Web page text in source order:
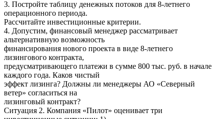
3. Постройте таблицу денежных потоков для 8-летнего
операционного периода.
Рассчитайте инвестиционные критерии.
4. Допустим, финансовый менеджер рассматривает
альтернативную возможность
финансирования нового проекта в виде 8-летнего
лизингового контракта,
предусматривающего платежи в сумме 800 тыс. руб. в начале
каждого года. Каков чистый
эффект лизинга? Должны ли менеджеры АО «Северный
ветер» согласиться на
лизинговый контракт?
Ситуация 2. Компания «Пилот» оценивает три